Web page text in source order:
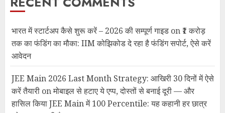
भारत में स्टार्टअप कैसे शुरू करें – 2026 की सम्पूर्ण गाइड on ₹1 करोड़
तक का फंडिंग का मौका: IIM कोझिकोड दे रहा है फंडिंग सपोर्ट, ऐसे करें
आवेदन
JEE Main 2026 Last Month Strategy: आखिरी 30 दिनों में ऐसे
करें तैयारी onमोबाइल से हटाए ये एप्प, दोस्तों से बनाई दूरी — और
हासिल किया JEE Main में 100 Percentile: यह कहानी हर छात्र